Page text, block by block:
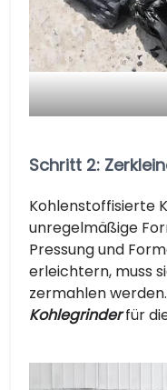
Schritt 2:
Kohlenstoffisierte
unregelmäßige
Pressung und
erleichtern, muss
zermahlen
Kohlegrinderfür